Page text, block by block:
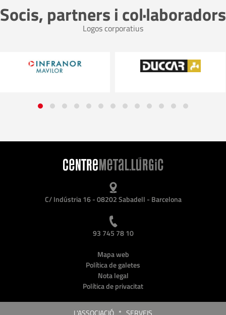
Socis, partners i col·laboradors
Logos corporatius
C/ Indústria 16 - 08202 Sabadell - Barcelona
93 745 78 10
Mapa web
Política de galetes
Nota legal
Política de privacitat
L'ASSOCIACIÓ * SERVEIS